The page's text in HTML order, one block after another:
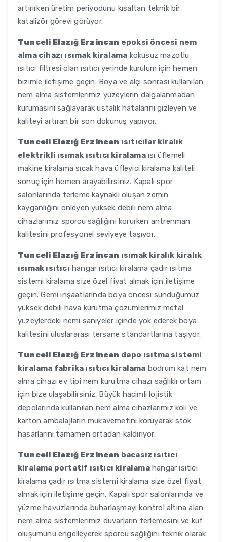
artırırken üretim periyodunu kısaltan teknik bir
katalizör görevi görüyor.
Tunceli Elazığ Erzincan epoksi öncesi nem
alma cihazı ısımak kiralama kokusuz mazotlu
ısıtıcı filtresi olan ısıtıcı yerinde kurulum için hemen
bizimle iletişime geçin. Boya ve alçı sonrası kullanılan
nem alma sistemlerimiz yüzeylerin dalgalanmadan
kurumasını sağlayarak ustalık hatalarını gizleyen ve
kaliteyi artıran bir son dokunuş yapıyor.
Tunceli Elazığ Erzincan ısıtıcılar kiralık
elektrikli ısımak ısıtıcı kiralamaısı üflemeli
makine kiralama sıcak hava üfleyici kiralama kaliteli
sonuç için hemen arayabilirsiniz. Kapalı spor
salonlarında terleme kaynaklı oluşan zemin
kayganlığını önleyen yüksek debili nem alma
cihazlarımız sporcu sağlığını korurken antrenman
kalitesini profesyonel seviyeye taşıyor.
Tunceli Elazığ Erzincan ısımak kiralık kiralık
ısımak ısıtıcı hangar ısıtıcı kiralama çadır ısıtma
sistemi kiralama size özel fiyat almak için iletişime
geçin. Gemi inşaatlarında boya öncesi sunduğumuz
yüksek debili hava kurutma çözümlerimiz metal
yüzeylerdeki nemi saniyeler içinde yok ederek boya
kalitesini uluslararası tersane standartlarına taşıyor.
Tunceli Elazığ Erzincan depo ısıtma sistemi
kiralama fabrika ısıtıcı kiralama bodrum kat nem
alma cihazı ev tipi nem kurutma cihazı sağlıklı ortam
için bize ulaşabilirsiniz. Büyük hacimli lojistik
depolarında kullanılan nem alma cihazlarımız koli ve
karton ambalajların mukavemetini koruyarak stok
hasarlarını tamamen ortadan kaldırıyor.
Tunceli Elazığ Erzincan bacasız ısıtıcı
kiralama portatif ısıtıcı kiralamahangar ısıtıcı
kiralama çadır ısıtma sistemi kiralama size özel fiyat
almak için iletişime geçin. Kapalı spor salonlarında ve
yüzme havuzlarında buharlaşmayı kontrol altına alan
nem alma sistemlerimiz duvarların terlemesini ve küf
oluşumunu engelleyerek sporcu sağlığını teknik olarak